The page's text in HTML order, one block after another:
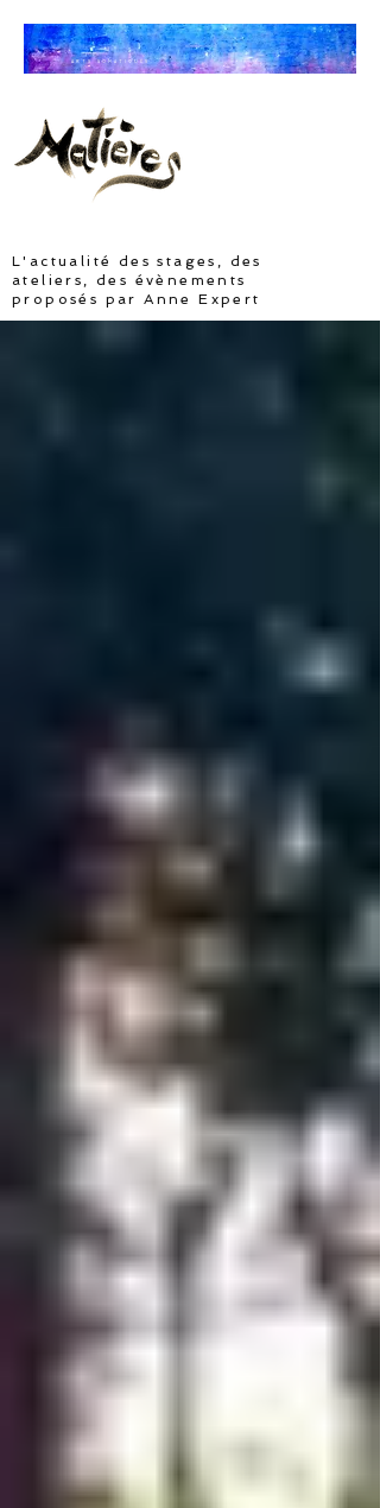
ARTS SOMATIQUES
L'actualité des stages, des
ateliers, des évènements
proposés par Anne Expert